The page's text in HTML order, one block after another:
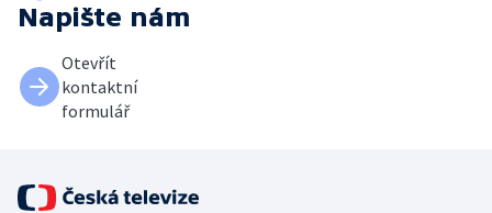
Napište nám
Otevřít
kontaktní
formulář